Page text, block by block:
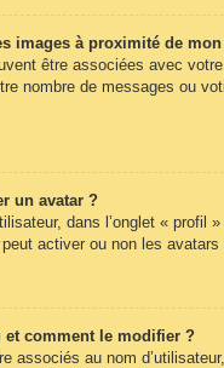
images à proximité de
être associées avec
nombre de messages ou
un avatar ?
dans l’onglet «
peut activer ou non les
et comment le modifier ?
associés au nom